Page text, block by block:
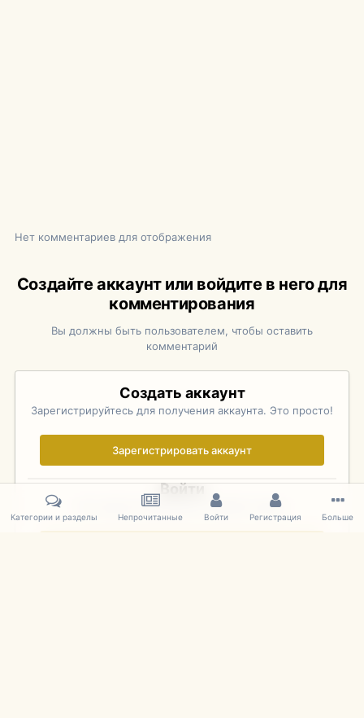
Нет комментариев для отображения
Создайте аккаунт или войдите в него для
комментирования
Вы должны быть пользователем, чтобы оставить
комментарий
Создать аккаунт
Зарегистрируйтесь для получения аккаунта. Это просто!
Зарегистрировать аккаунт
Войти
Уже зарегистрированы? Войдите здесь.
Категории и разделы Непрочитанные Войти Регистрация Больше